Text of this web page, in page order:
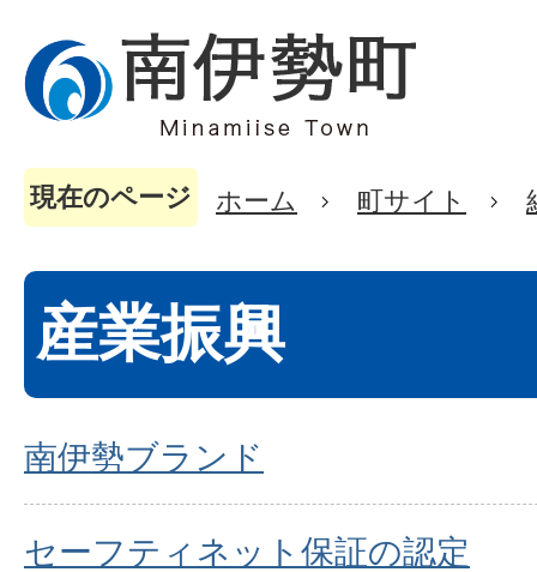
現在のページ ホーム 町サイト
産業振興
南伊勢ブランド
セーフティネット保証の認定